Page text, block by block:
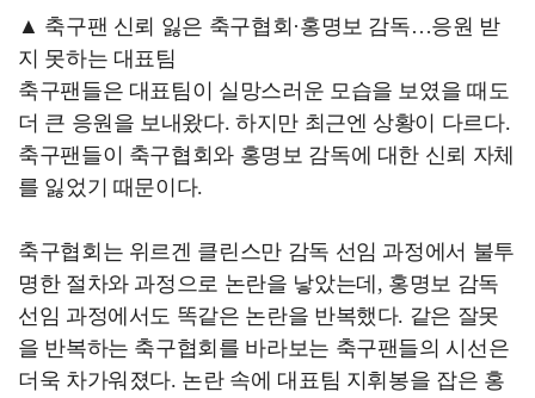
▲ 축구팬 신뢰 잃은 축구협회·홍명보 감독…응원 받
지 못하는 대표팀
축구팬들은 대표팀이 실망스러운 모습을 보였을 때도
더 큰 응원을 보내왔다. 하지만 최근엔 상황이 다르다.
축구팬들이 축구협회와 홍명보 감독에 대한 신뢰 자체
를 잃었기 때문이다.
축구협회는 위르겐 클린스만 감독 선임 과정에서 불투
명한 절차와 과정으로 논란을 낳았는데, 홍명보 감독
선임 과정에서도 똑같은 논란을 반복했다. 같은 잘못
을 반복하는 축구협회를 바라보는 축구팬들의 시선은
더욱 차가워졌다. 논란 속에 대표팀 지휘봉을 잡은 홍